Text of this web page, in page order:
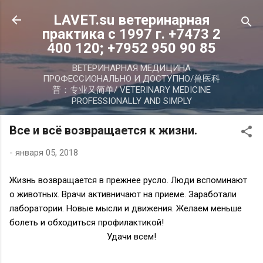
К основному контенту
LAVET.su ветеринарная
практика с 1997 г. +7473 2
400 120; +7952 950 90 85
ВЕТЕРИНАРНАЯ МЕДИЦИНА
ПРОФЕССИОНАЛЬНО И ДОСТУПНО/兽医科
普：专业又简单/ VETERINARY MEDICINE
PROFESSIONALLY AND SIMPLY
Все и всё возвращается к жизни.
- января 05, 2018
Жизнь возвращается в прежнее русло. Люди вспоминают
о животных. Врачи активничают на приеме. Заработали
лаборатории. Новые мысли и движения. Желаем меньше
болеть и обходиться профилактикой!
Удачи всем!